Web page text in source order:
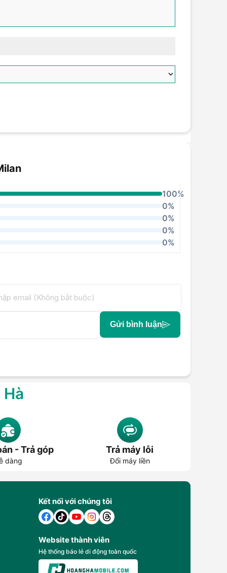
100%
0%
0%
0%
0%
Gửi bình luận
- Trả góp
dàng
Trả máy lỗi
Đổi máy liền
Kết nối với chúng tôi
Website thành viên
Hệ thống báo lẻ di động toàn quốc